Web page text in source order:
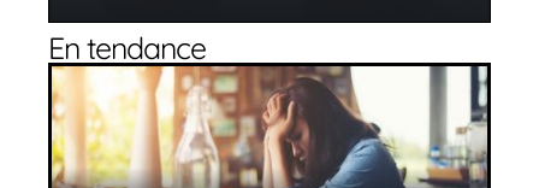
En tendance